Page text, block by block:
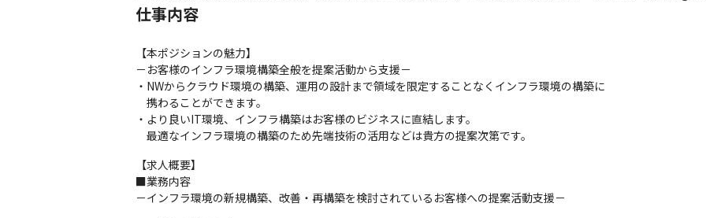
仕事内容
【本ポジションの魅力】
－お客様のインフラ環境構築全般を提案活動から支援－
・NWからクラウド環境の構築、運用の設計まで領域を限定することなくインフラ環境の構築に
携わることができます。
・より良いIT環境、インフラ構築はお客様のビジネスに直結します。
最適なインフラ環境の構築のため先端技術の活用などは貴方の提案次第です。
【求人概要】
■業務内容
－インフラ環境の新規構築、改善・再構築を検討されているお客様への提案活動支援－